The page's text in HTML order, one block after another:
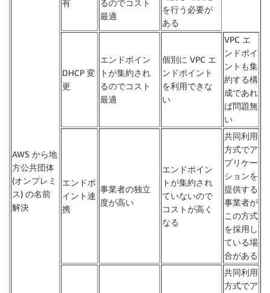
AWS から地
方公共団体
(オンプレミ
ス) の名前
解決
有
るのでコスト
最適
を行う必要が
ある
DHCP 変
更
エンドポイン
トが集約され
るのでコスト
最適
個別に VPC エ
ンドポイント
を利用できな
い
VPC エ
ンドポイ
ントも集
約する構
成であれ
ば問題無
い
エンドポ
イント連
携
事業者の独立
度が高い
エンドポイン
トが集約され
ていないので
コストが高く
なる
共同利用
方式でア
プリケー
ションを
提供する
事業者が
この方式
を採用し
ている場
合がある
共同利用
方式でア